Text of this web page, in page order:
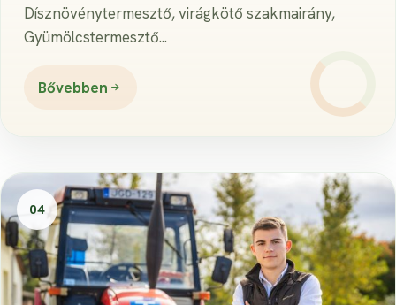
Dísznövénytermesztő, virágkötő szakmairány,
Gyümölcstermesztő...
Bővebben
04